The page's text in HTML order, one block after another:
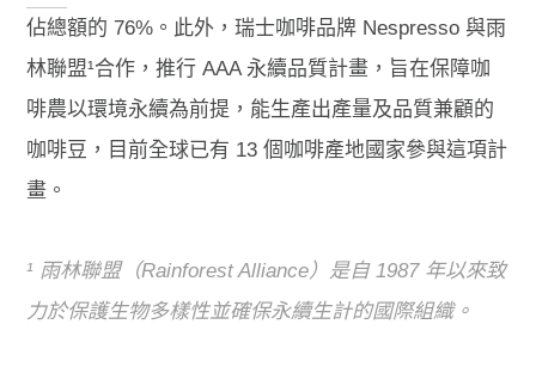
佔總額的 76%。此外，瑞士咖啡品牌 Nespresso 與雨
林聯盟¹合作，推行 AAA 永續品質計畫，旨在保障咖
啡農以環境永續為前提，能生產出產量及品質兼顧的
咖啡豆，目前全球已有 13 個咖啡產地國家參與這項計
畫。
¹ 雨林聯盟（Rainforest Alliance）是自 1987 年以來致
力於保護生物多樣性並確保永續生計的國際組織。